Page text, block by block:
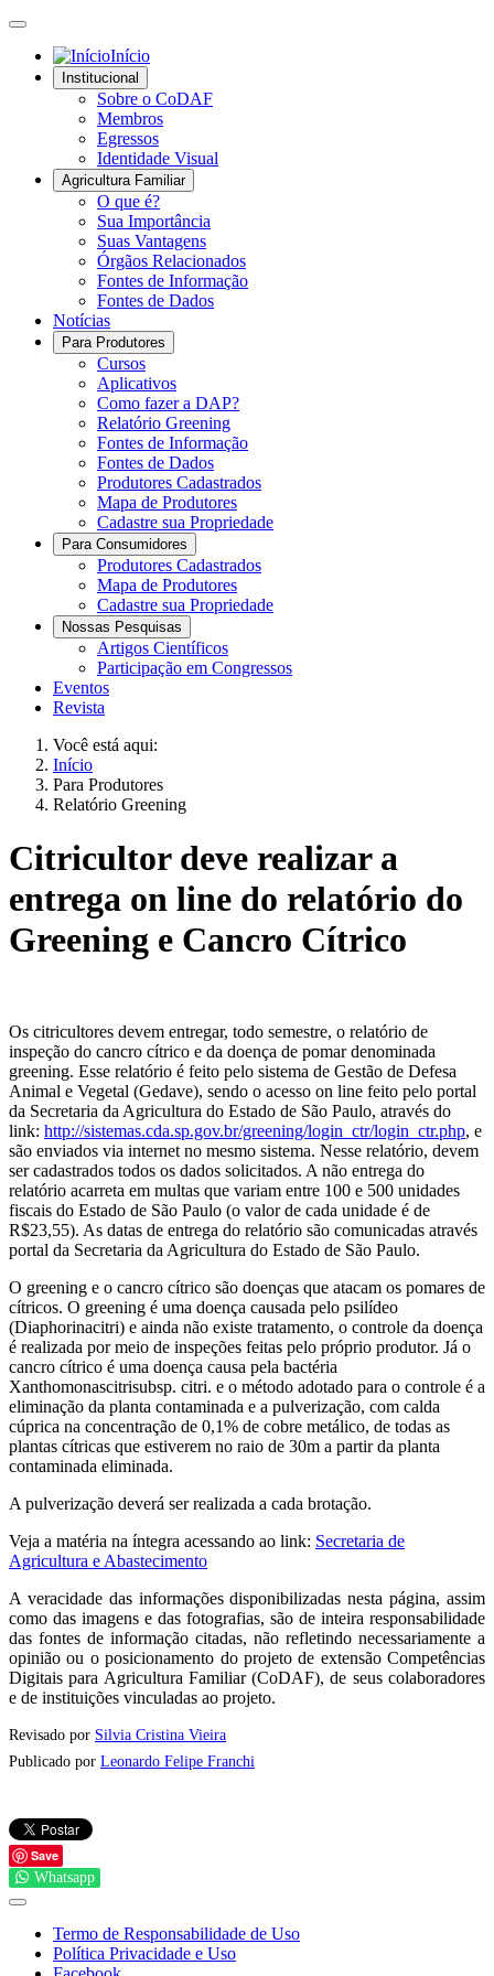
Início
Institucional
Sobre o CoDAF
Membros
Egressos
Identidade Visual
Agricultura Familiar
O que é?
Sua Importância
Suas Vantagens
Órgãos Relacionados
Fontes de Informação
Fontes de Dados
Notícias
Para Produtores
Cursos
Aplicativos
Como fazer a DAP?
Relatório Greening
Fontes de Informação
Fontes de Dados
Produtores Cadastrados
Mapa de Produtores
Cadastre sua Propriedade
Para Consumidores
Produtores Cadastrados
Mapa de Produtores
Cadastre sua Propriedade
Nossas Pesquisas
Artigos Científicos
Participação em Congressos
Eventos
Revista
Você está aqui:
Início
Para Produtores
Relatório Greening
Citricultor deve realizar a
entrega on line do relatório do
Greening e Cancro Cítrico
Os citricultores devem entregar, todo semestre, o relatório de
inspeção do cancro cítrico e da doença de pomar denominada
greening. Esse relatório é feito pelo sistema de Gestão de Defesa
Animal e Vegetal (Gedave), sendo o acesso on line feito pelo portal
da Secretaria da Agricultura do Estado de São Paulo, através do
link: http://sistemas.cda.sp.gov.br/greening/login_ctr/login_ctr.php, e
são enviados via internet no mesmo sistema. Nesse relatório, devem
ser cadastrados todos os dados solicitados. A não entrega do
relatório acarreta em multas que variam entre 100 e 500 unidades
fiscais do Estado de São Paulo (o valor de cada unidade é de
R$23,55). As datas de entrega do relatório são comunicadas através
portal da Secretaria da Agricultura do Estado de São Paulo.
O greening e o cancro cítrico são doenças que atacam os pomares de
cítricos. O greening é uma doença causada pelo psilídeo
(Diaphorinacitri) e ainda não existe tratamento, o controle da doença
é realizada por meio de inspeções feitas pelo próprio produtor. Já o
cancro cítrico é uma doença causa pela bactéria
Xanthomonascitrisubsp. citri. e o método adotado para o controle é a
eliminação da planta contaminada e a pulverização, com calda
cúprica na concentração de 0,1% de cobre metálico, de todas as
plantas cítricas que estiverem no raio de 30m a partir da planta
contaminada eliminada.
A pulverização deverá ser realizada a cada brotação.
Veja a matéria na íntegra acessando ao link: Secretaria de
Agricultura e Abastecimento
A veracidade das informações disponibilizadas nesta página, assim
como das imagens e das fotografias, são de inteira responsabilidade
das fontes de informação citadas, não refletindo necessariamente a
opinião ou o posicionamento do projeto de extensão Competências
Digitais para Agricultura Familiar (CoDAF), de seus colaboradores
e de instituições vinculadas ao projeto.
Revisado por Silvia Cristina Vieira
Publicado por Leonardo Felipe Franchi
Save
Whatsapp
Termo de Responsabilidade de Uso
Política Privacidade e Uso